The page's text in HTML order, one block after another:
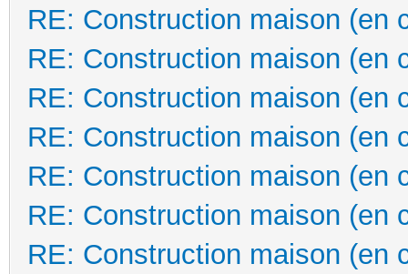
RE: Construction maison (en
RE: Construction maison (en
RE: Construction maison (en
RE: Construction maison (en
RE: Construction maison (en
RE: Construction maison (en
RE: Construction maison (en